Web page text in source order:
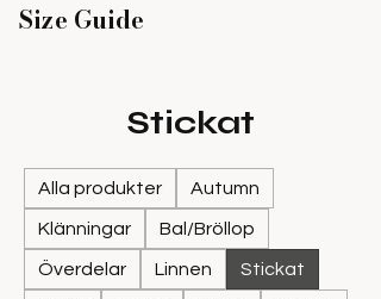
Size Guide
Stickat
Alla produkter Autumn
Klänningar Bal/Bröllop
Överdelar Linnen Stickat